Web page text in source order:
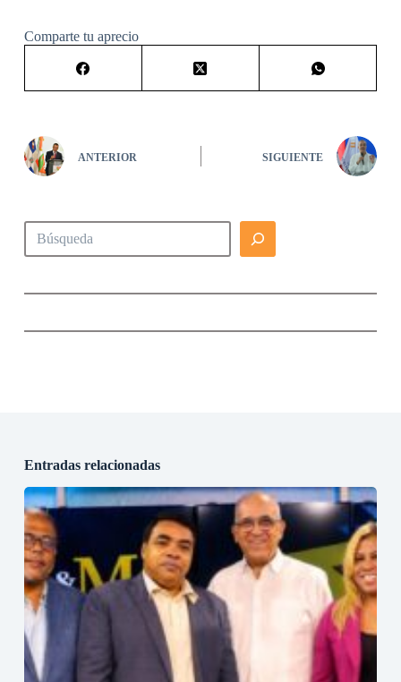
Comparte tu aprecio
ANTERIOR SIGUIENTE
Buscar
Entradas relacionadas